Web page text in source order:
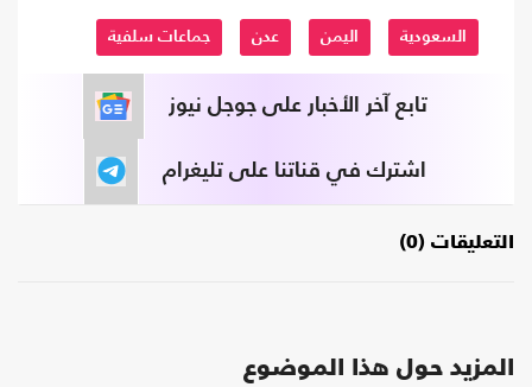
السعودية اليمن عدن جماعات سلفية
تابع آخر الأخبار على جوجل نيوز
اشترك في قناتنا على تليغرام
التعليقات (0)
المزيد حول هذا الموضوع